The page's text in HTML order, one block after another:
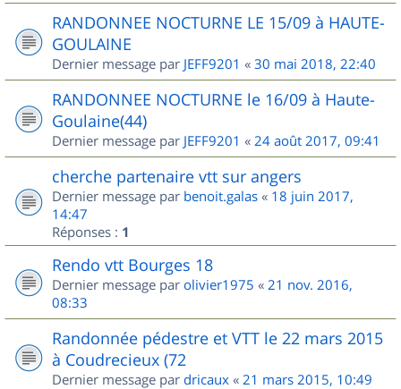
RANDONNEE NOCTURNE LE 15/09 à HAUTE-
GOULAINE
Dernier message par JEFF9201 « 30 mai 2018, 22:40
RANDONNEE NOCTURNE le 16/09 à Haute-
Goulaine(44)
Dernier message par JEFF9201 « 24 août 2017, 09:41
cherche partenaire vtt sur angers
Dernier message par benoit.galas « 18 juin 2017,
14:47
Réponses : 1
Rendo vtt Bourges 18
Dernier message par olivier1975 « 21 nov. 2016,
08:33
Randonnée pédestre et VTT le 22 mars 2015
à Coudrecieux (72
Dernier message par dricaux « 21 mars 2015, 10:49